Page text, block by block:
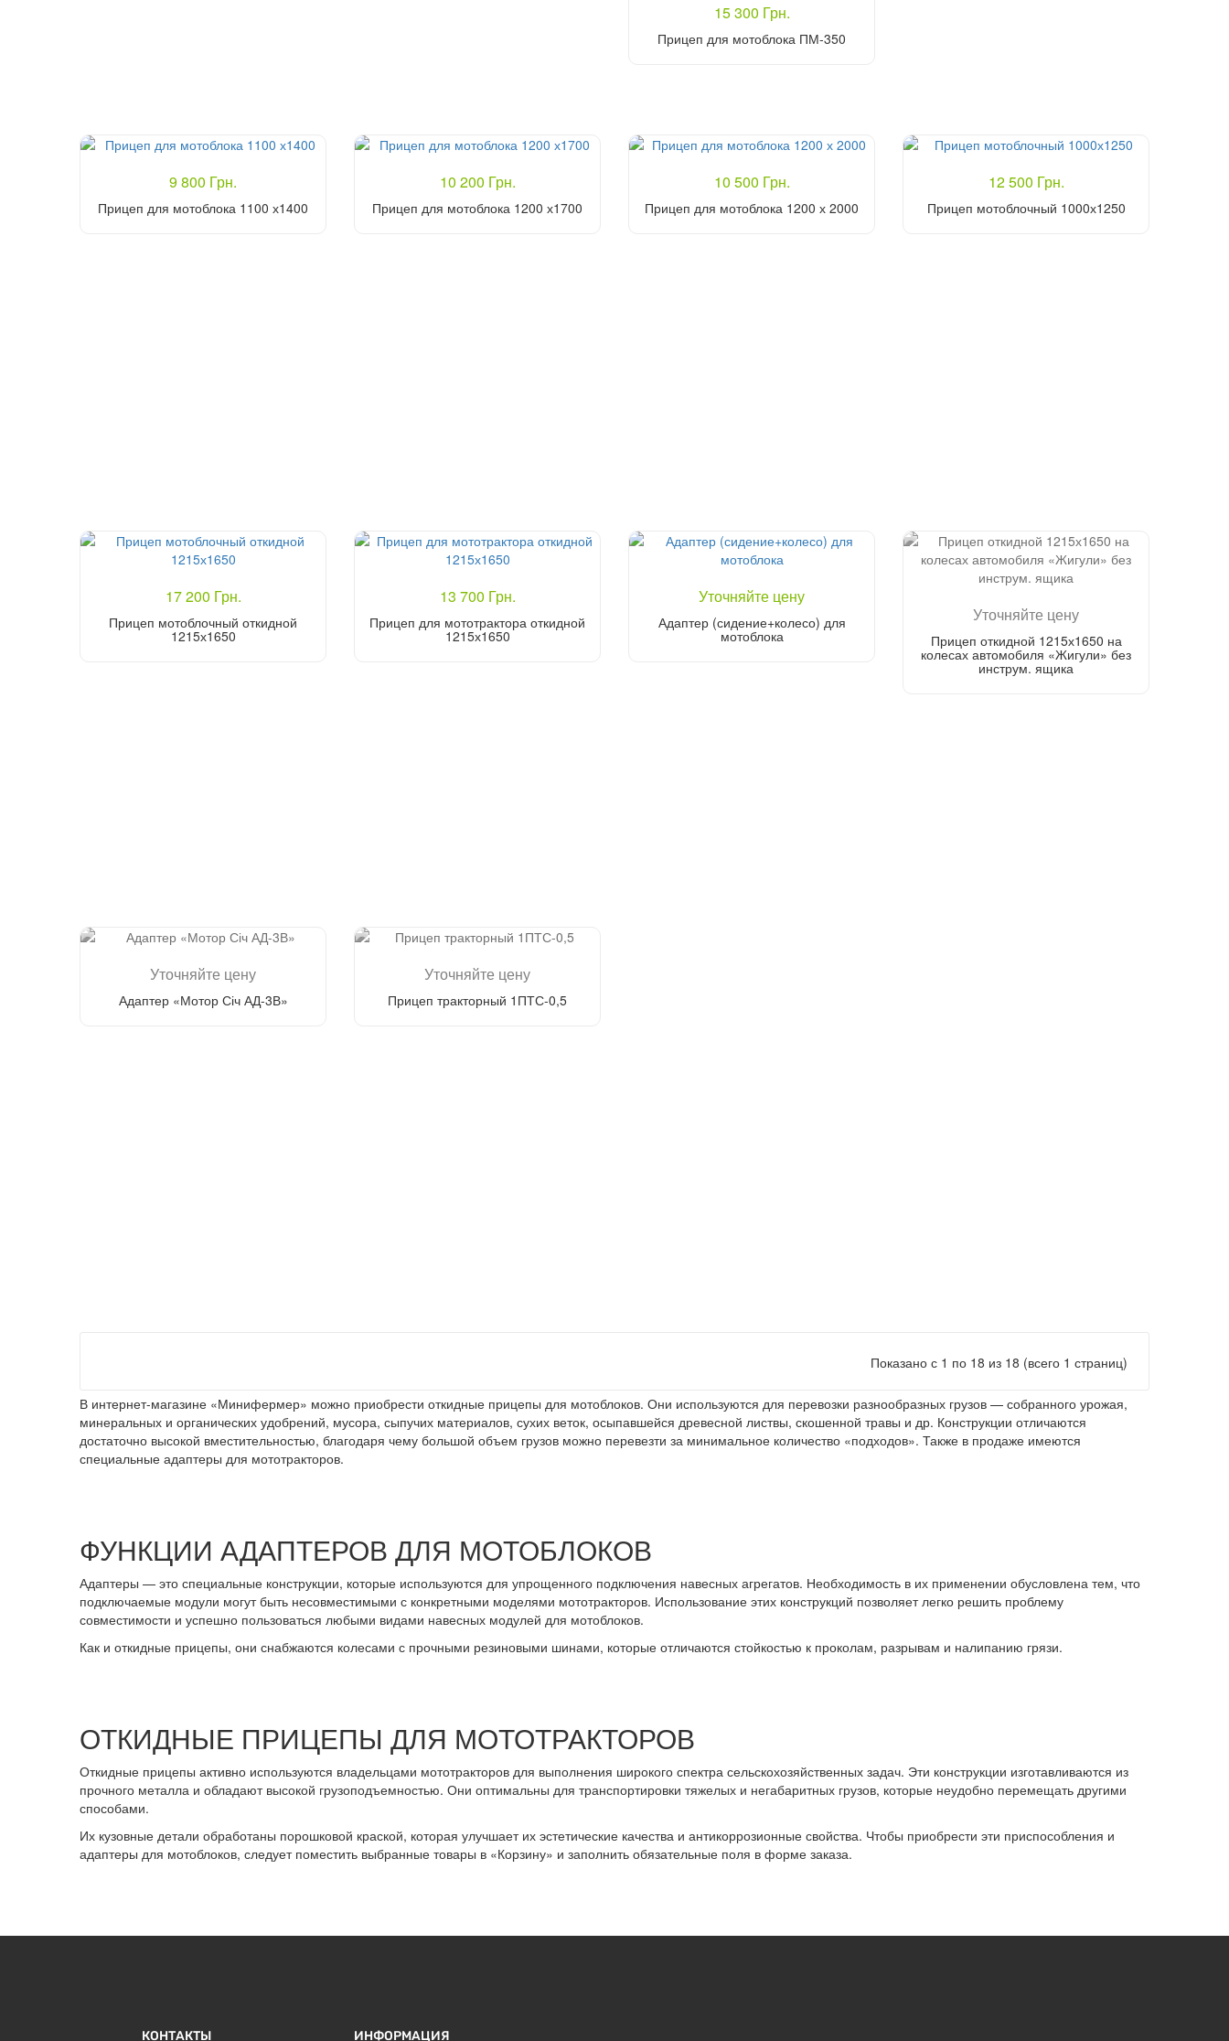
15 300 Грн.
Прицеп для мотоблока ПМ-350
9 800 Грн.
Прицеп для мотоблока 1100 х1400
10 200 Грн.
Прицеп для мотоблока 1200 х1700
10 500 Грн.
Прицеп для мотоблока 1200 х 2000
12 500 Грн.
Прицеп мотоблочный 1000х1250
17 200 Грн.
Прицеп мотоблочный откидной
1215х1650
13 700 Грн.
Прицеп для мототрактора откидной
1215х1650
Уточняйте цену
Адаптер (сидение+колесо) для
мотоблока
Уточняйте цену
Прицеп откидной 1215х1650 на
колесах автомобиля «Жигули» без
инструм. ящика
Уточняйте цену
Адаптер «Мотор Січ АД-3В»
Уточняйте цену
Прицеп тракторный 1ПТС-0,5
Показано с 1 по 18 из 18 (всего 1 страниц)
В интернет-магазине «Минифермер» можно приобрести откидные прицепы для мотоблоков. Они используются для перевозки разнообразных грузов — собранного урожая,
минеральных и органических удобрений, мусора, сыпучих материалов, сухих веток, осыпавшейся древесной листвы, скошенной травы и др. Конструкции отличаются
достаточно высокой вместительностью, благодаря чему большой объем грузов можно перевезти за минимальное количество «подходов». Также в продаже имеются
специальные адаптеры для мототракторов.
ФУНКЦИИ АДАПТЕРОВ ДЛЯ МОТОБЛОКОВ
Адаптеры — это специальные конструкции, которые используются для упрощенного подключения навесных агрегатов. Необходимость в их применении обусловлена тем, что
подключаемые модули могут быть несовместимыми с конкретными моделями мототракторов. Использование этих конструкций позволяет легко решить проблему
совместимости и успешно пользоваться любыми видами навесных модулей для мотоблоков.
Как и откидные прицепы, они снабжаются колесами с прочными резиновыми шинами, которые отличаются стойкостью к проколам, разрывам и налипанию грязи.
ОТКИДНЫЕ ПРИЦЕПЫ ДЛЯ МОТОТРАКТОРОВ
Откидные прицепы активно используются владельцами мототракторов для выполнения широкого спектра сельскохозяйственных задач. Эти конструкции изготавливаются из
прочного металла и обладают высокой грузоподъемностью. Они оптимальны для транспортировки тяжелых и негабаритных грузов, которые неудобно перемещать другими
способами.
Их кузовные детали обработаны порошковой краской, которая улучшает их эстетические качества и антикоррозионные свойства. Чтобы приобрести эти приспособления и
адаптеры для мотоблоков, следует поместить выбранные товары в «Корзину» и заполнить обязательные поля в форме заказа.
КОНТАКТЫ ИНФОРМАЦИЯ